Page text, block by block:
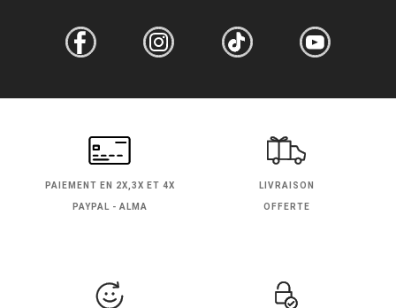
PAIEMENT EN 2X,3X ET 4X
PAYPAL - ALMA
LIVRAISON
OFFERTE